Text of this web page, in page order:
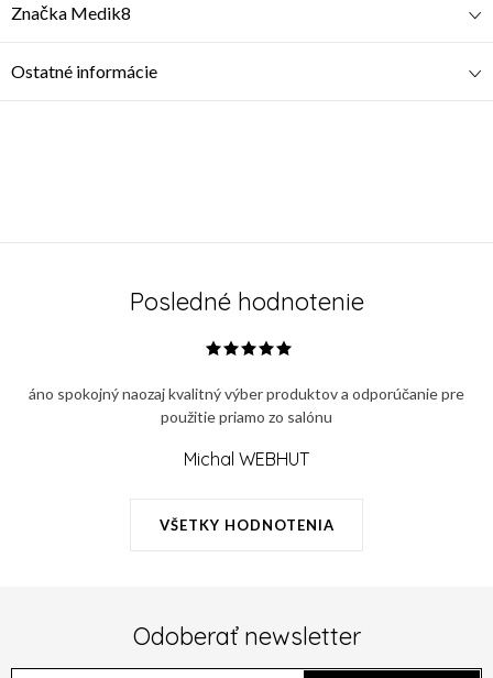
Značka Medik8
Ostatné informácie
Posledné hodnotenie
VŠETKY HODNOTENIA
áno spokojný naozaj kvalitný výber produktov a odporúčanie pre
použitie priamo zo salónu
Michal WEBHUT
Odoberať newsletter